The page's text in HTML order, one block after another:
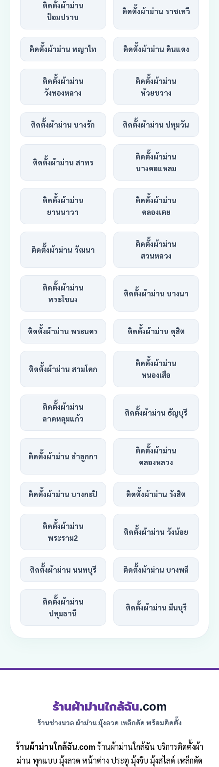
ติดตั้งผ้าม่าน
ป้อมปราบ
ติดตั้งผ้าม่าน ราชเทวี
ติดตั้งผ้าม่าน พญาไท ติดตั้งผ้าม่าน ดินแดง
ติดตั้งผ้าม่าน
วังทองหลาง
ติดตั้งผ้าม่าน
ห้วยขวาง
ติดตั้งผ้าม่าน บางรัก ติดตั้งผ้าม่าน ปทุมวัน
ติดตั้งผ้าม่าน สาทร
ติดตั้งผ้าม่าน
บางคอแหลม
ติดตั้งผ้าม่าน
ยานนาวา
ติดตั้งผ้าม่าน
คลองเตย
ติดตั้งผ้าม่าน วัฒนา
ติดตั้งผ้าม่าน
สวนหลวง
ติดตั้งผ้าม่าน
พระโขนง
ติดตั้งผ้าม่าน บางนา
ติดตั้งผ้าม่าน พระนคร ติดตั้งผ้าม่าน ดุสิต
ติดตั้งผ้าม่าน สามโคก
ติดตั้งผ้าม่าน
หนองเสือ
ติดตั้งผ้าม่าน
ลาดหลุมแก้ว
ติดตั้งผ้าม่าน ธัญบุรี
ติดตั้งผ้าม่าน ลำลูกกา
ติดตั้งผ้าม่าน
คลองหลวง
ติดตั้งผ้าม่าน บางกะปิ ติดตั้งผ้าม่าน รังสิต
ติดตั้งผ้าม่าน
พระราม2
ติดตั้งผ้าม่าน วังน้อย
ติดตั้งผ้าม่าน นนทบุรี ติดตั้งผ้าม่าน บางพลี
ติดตั้งผ้าม่าน
ปทุมธานี
ติดตั้งผ้าม่าน มีนบุรี
ร้านผ้าม่านใกล้ฉัน.com
ร้านช่างนวล ผ้าม่าน มุ้งลวด เหล็กดัด พร้อมติดตั้ง
ร้านผ้าม่านใกล้ฉัน.comร้านผ้าม่านใกล้ฉัน บริการติดตั้งผ้า
ม่าน ทุกแบบ มุ้งลวด หน้าต่าง ประตู มุ้งจีบ มุ้งสไลด์ เหล็กดัด